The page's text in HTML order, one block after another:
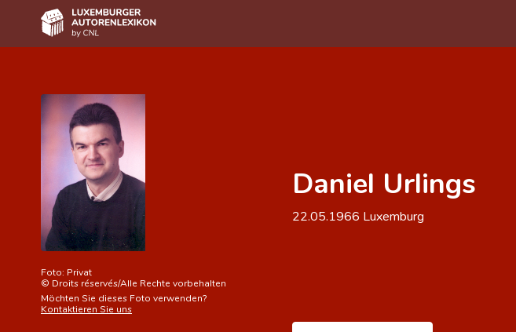
Autor(inn)en A-Z
Erweiterte Suche
Häufige Fragen und Antworten
CNL
Forschungsgruppe
Kontakt
Foto: Privat
© Droits réservés/Alle Rechte vorbehalten
Möchten Sie dieses Foto verwenden?
Kontaktieren Sie uns
Daniel Urlings
22.05.1966 Luxemburg